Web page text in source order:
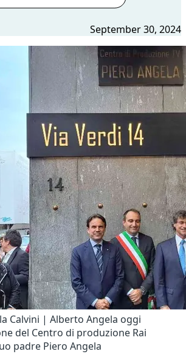
September 30, 2024
Calvini | Alberto Angela oggi
del Centro di produzione Rai
padre Piero Angela